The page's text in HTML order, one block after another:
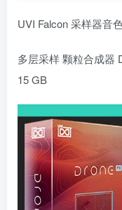
UVI Falcon 采样
多层采样 颗粒合成器
15 GB